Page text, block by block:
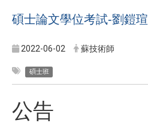
碩士論文學位考試-劉鎧瑄
2022-06-02 蘇技術師
碩士班
公告